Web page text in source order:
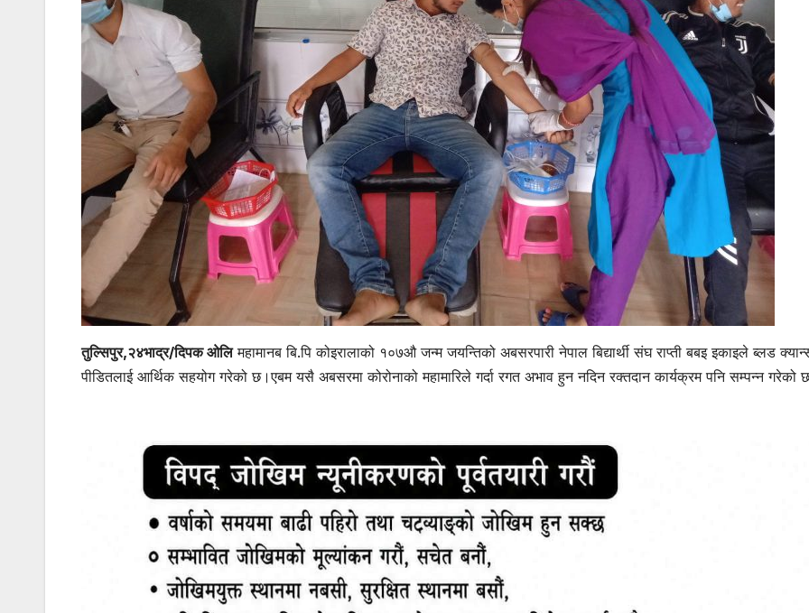
तुल्सिपुर,२४भाद्र/दिपक ओलिमहामानब बि.पि कोइरालाको १०७औ जन्म जयन्तिको अबसरपारी नेपाल बिद्यार्थी संघ राप्ती बबइ इकाइले ब्लड
पीडितलाई आर्थिक सहयोग गरेको छ।एबम यसै अबसरमा कोरोनाको महामारिले गर्दा रगत अभाव हुन नदिन रक्तदान कार्यक्रम पनि सम्पन्न गरेको